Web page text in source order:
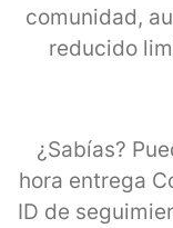
comunidad,
reducido
¿Sabías?
hora entrega
ID de